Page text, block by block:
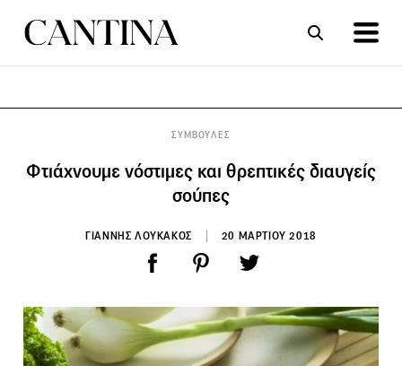
ΣΥΜΒΟΥΛΕΣ
Φτιάχνουμε νόστιμες και θρεπτικές διαυγείς
σούπες
ΓΙΑΝΝΗΣ ΛΟΥΚΑΚΟΣ 20 ΜΑΡΤΙΟΥ 2018